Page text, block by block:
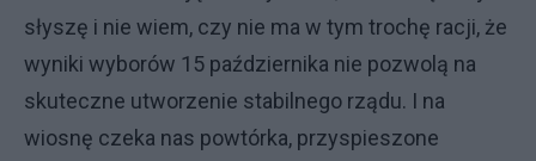
słyszę i nie wiem, czy nie ma w tym trochę racji, że
wyniki wyborów 15 października nie pozwolą na
skuteczne utworzenie stabilnego rządu. I na
wiosnę czeka nas powtórka, przyspieszone